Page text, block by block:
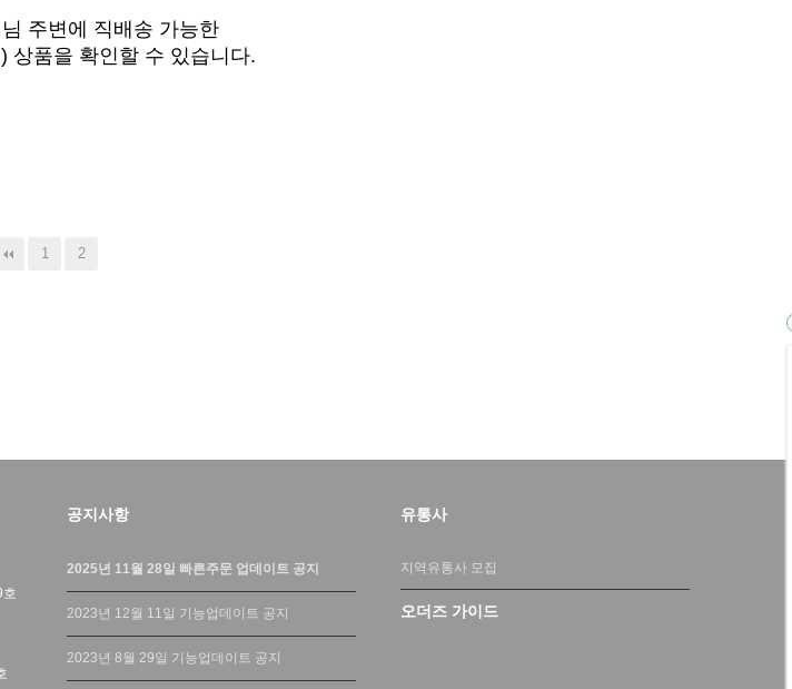
주변에 직배송 가능한
상품을 확인할 수 있습니다.
1 2
호
공지사항
2025년 11월 28일 빠른주문 업데이트 공지
2023년 12월 11일 기능업데이트 공지
2023년 8월 29일 기능업데이트 공지
유통사
지역유통사 모집
오더즈 가이드